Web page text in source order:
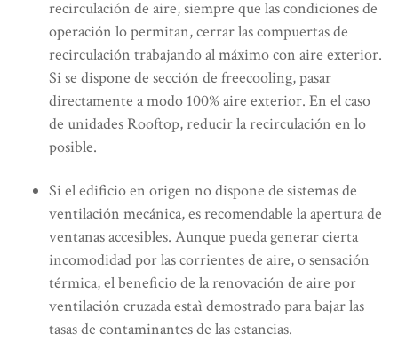
recirculación de aire, siempre que las condiciones de
operación lo permitan, cerrar las compuertas de
recirculación trabajando al máximo con aire exterior.
Si se dispone de sección de freecooling, pasar
directamente a modo 100% aire exterior. En el caso
de unidades Rooftop, reducir la recirculación en lo
posible.
Si el edificio en origen no dispone de sistemas de
ventilación mecánica, es recomendable la apertura de
ventanas accesibles. Aunque pueda generar cierta
incomodidad por las corrientes de aire, o sensación
térmica, el beneficio de la renovación de aire por
ventilación cruzada estaì demostrado para bajar las
tasas de contaminantes de las estancias.